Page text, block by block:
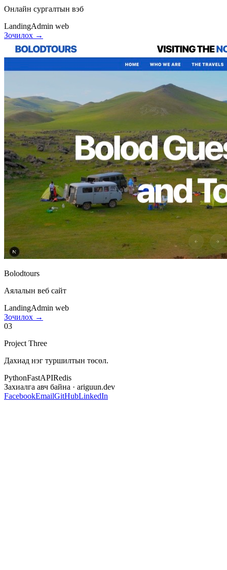
Онлайн сургалтын вэб
LandingAdmin web
Зочилох →
Bolodtours
Аялалын веб сайт
LandingAdmin web
Зочилох →
03
Project Three
Дахиад нэг туршилтын төсөл.
PythonFastAPIRedis
Захиалга авч байна · ariguun.dev
FacebookEmailGitHubLinkedIn